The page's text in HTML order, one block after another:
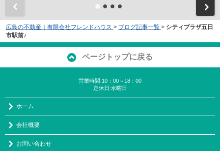
広島の不動産｜有限会社フレンドハウス > ブログ記事一覧 > シティプラザ五日
市駅前♪
ページトップに戻る
営業時間:10：00～18：00
定休日:水曜日
ホーム
会社概要
お問い合わせ